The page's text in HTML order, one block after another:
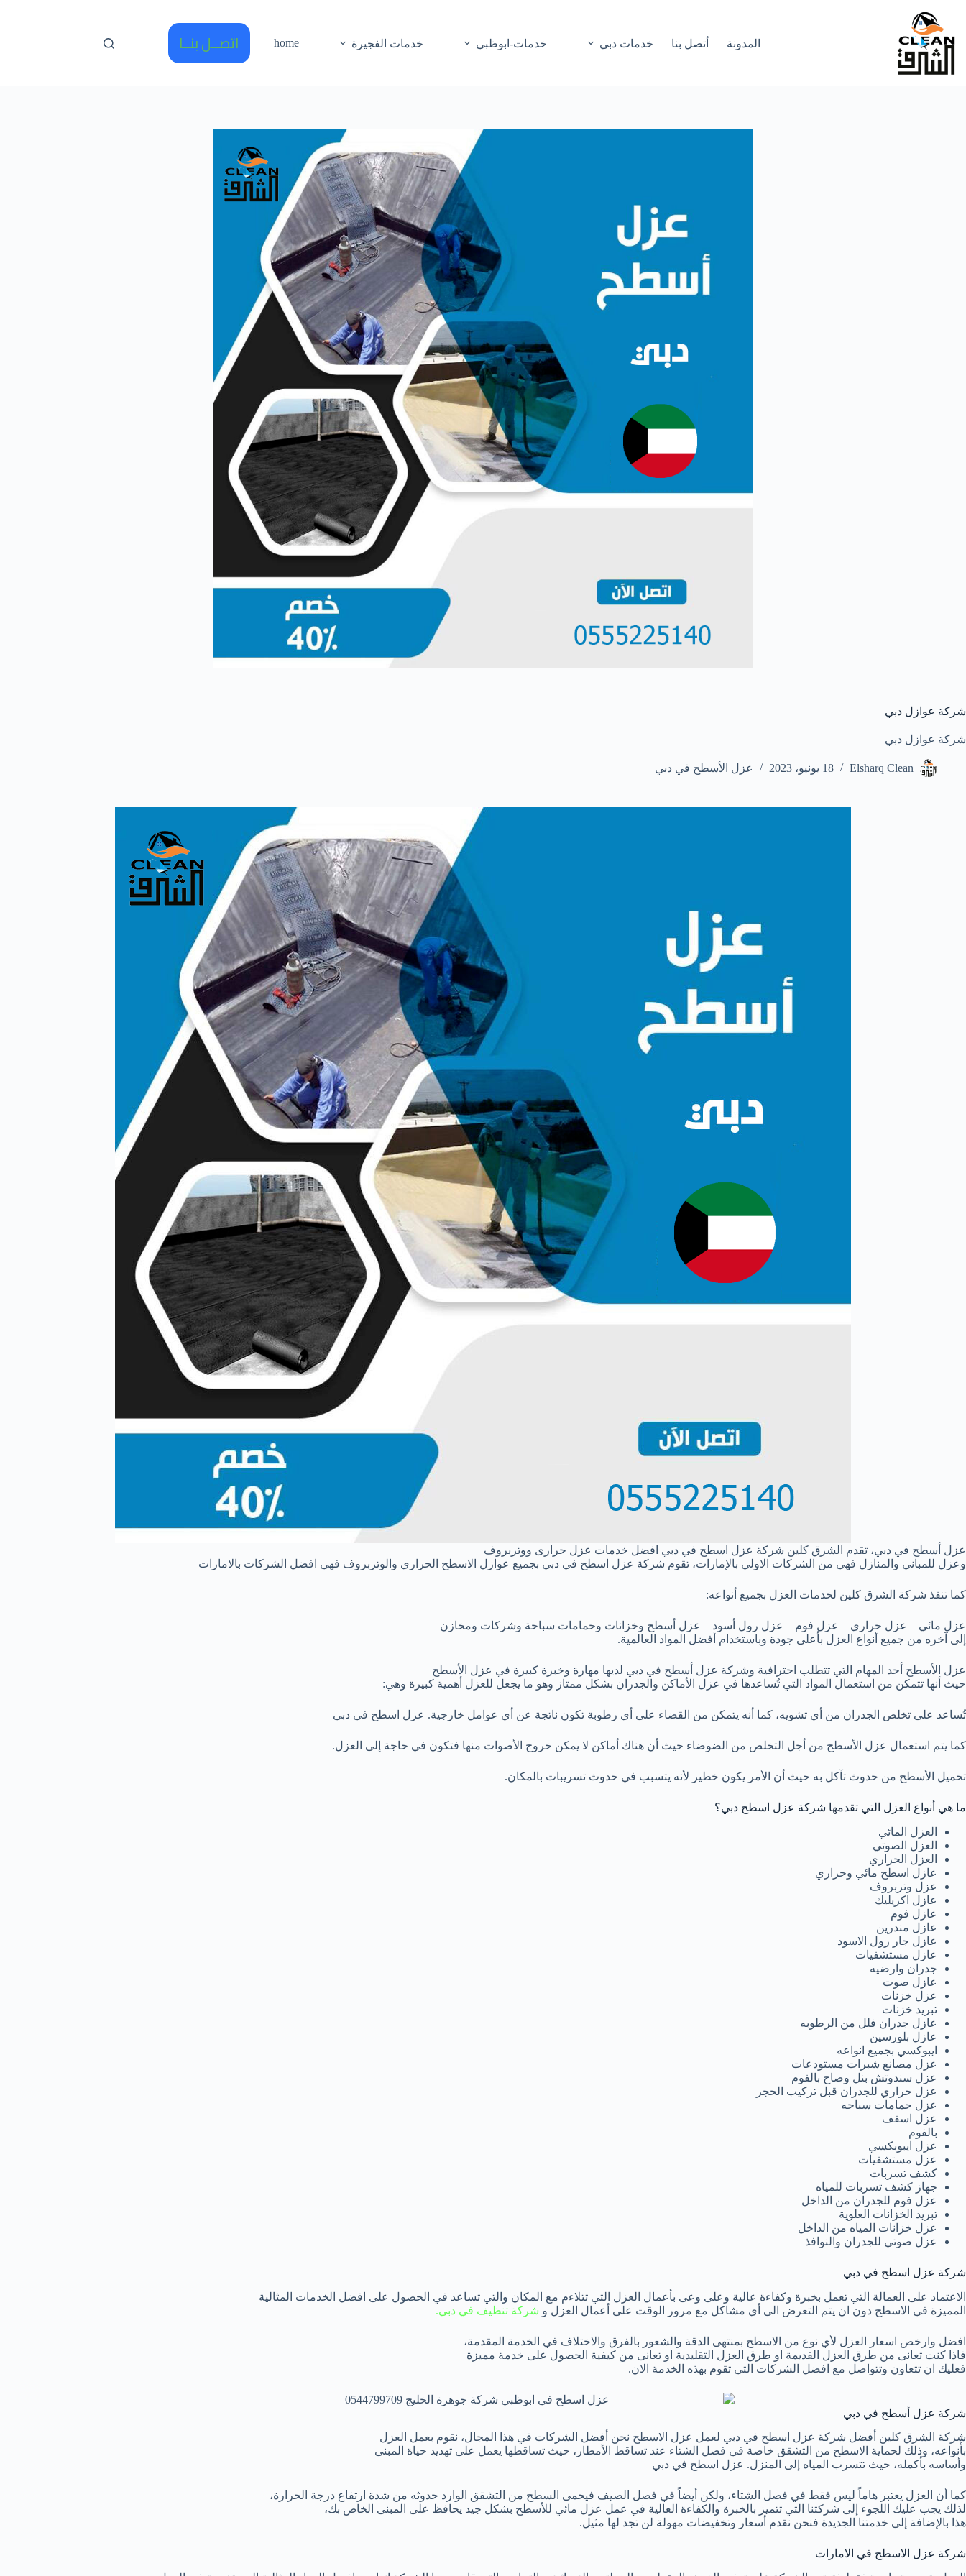
المحتوى
المدونة أتصل بنا خدمات دبي خدمات-ابوظبي خدمات الفجيرة home اتصــل بنــا
شركة عوازل دبي
شركة عوازل دبي
Elsharq Clean 18 يونيو، 2023 عزل الأسطح في دبي
عزل أسطح في دبي، تقدم الشرق كلين شركة عزل اسطح في دبي افضل خدمات عزل حرارى ووتربروف
وعزل للمباني والمنازل فهي من الشركات الاولي بالإمارات، تقوم شركة عزل اسطح في دبي بجميع عوازل الاسطح الحراري والوتربروف فهي افضل الشركات بالامارات
كما تنفذ شركة الشرق كلين لخدمات العزل بجميع أنواعه:
عزل مائي – عزل حراري – عزل فوم – عزل رول أسود – عزل أسطح وخزانات وحمامات سباحة وشركات ومخازن
إلى آخره من جميع أنواع العزل بأعلى جودة وباستخدام أفضل المواد العالمية.
عزل الأسطح أحد المهام التي تتطلب احترافية وشركة عزل أسطح في دبي لديها مهارة وخبرة كبيرة في عزل الأسطح
حيث أنها تتمكن من استعمال المواد التي تُساعدها في عزل الأماكن والجدران بشكل ممتاز وهو ما يجعل للعزل أهمية كبيرة وهي:
تُساعد على تخلص الجدران من أي تشويه، كما أنه يتمكن من القضاء على أي رطوبة تكون ناتجة عن أي عوامل خارجية. عزل اسطح في دبي
كما يتم استعمال عزل الأسطح من أجل التخلص من الضوضاء حيث أن هناك أماكن لا يمكن خروج الأصوات منها فتكون في حاجة إلى العزل.
تحميل الأسطح من حدوث تآكل به حيث أن الأمر يكون خطير لأنه يتسبب في حدوث تسريبات بالمكان.
ما هي أنواع العزل التي تقدمها شركة عزل اسطح دبي؟
العزل المائي
العزل الصوتي
العزل الحراري
عازل اسطح مائي وحراري
عزل وتربروف
عازل اكريليك
عازل فوم
عازل مندرين
عازل جار رول الاسود
عازل مستشفيات
جدران وارضيه
عازل صوت
عزل خزنات
تبريد خزنات
عازل جدران فلل من الرطوبه
عازل بلورسين
ايبوكسي بجميع انواعه
عزل مصانع شبرات مستودعات
عزل سندوتش بنل وصاح بالفوم
عزل حراري للجدران قبل تركيب الحجر
عزل حمامات سباحه
عزل اسقف
بالفوم
عزل ايبوبكسي
عزل مستشفيات
كشف تسربات
جهاز كشف تسربات للمياه
عزل فوم للجدران من الداخل
تبريد الخزانات العلوية
عزل خزانات المياه من الداخل
عزل صوتي للجدران والنوافذ
شركة عزل اسطح في دبي
الاعتماد على العمالة التي تعمل بخبرة وكفاءة عالية وعلى وعى بأعمال العزل التي تتلاءم مع المكان والتي تساعد في الحصول على افضل الخدمات المثالية
المميزة في الاسطح دون ان يتم التعرض الى أي مشاكل مع مرور الوقت على أعمال العزل و شركة تنظيف في دبي.
افضل وارخص اسعار العزل لأي نوع من الاسطح بمنتهى الدقة والشعور بالفرق والاختلاف في الخدمة المقدمة،
فاذا كنت تعانى من طرق العزل القديمة او طرق العزل التقليدية او تعانى من كيفية الحصول على خدمة مميزة
فعليك ان تتعاون وتتواصل مع افضل الشركات التي تقوم بهذه الخدمة الان.
شركة عزل أسطح في دبي
شركة الشرق كلين أفضل شركة عزل اسطح في دبي لعمل عزل الاسطح نحن أفضل الشركات في هذا المجال، نقوم بعمل العزل
بأنواعه، وذلك لحماية الاسطح من التشقق خاصة في فصل الشتاء عند تساقط الأمطار، حيث تساقطها يعمل على تهديد حياة المبنى
وأساسه بأكمله، حيث تتسرب المياه إلى المنزل. عزل اسطح في دبي
كما أن العزل يعتبر هاماً ليس فقط في فصل الشتاء، ولكن أيضاً في فصل الصيف فيحمى السطح من التشقق الوارد حدوثه من شدة ارتفاع درجة الحرارة،
لذلك يجب عليك اللجوء إلى شركتنا التي تتميز بالخبرة والكفاءة العالية في عمل عزل مائي للأسطح بشكل جيد يحافظ على المبنى الخاص بك،
هذا بالإضافة إلى خدمتنا الجديدة فنحن نقدم أسعار وتخفيضات مهولة لن تجد لها مثيل.
شركة عزل الاسطح في الامارات